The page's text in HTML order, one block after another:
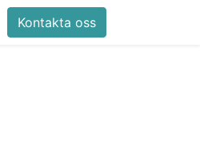
Kontakta oss